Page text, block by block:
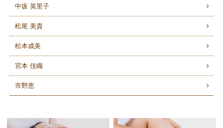
中坂 英里子
松尾 美貴
松本成美
宮本 佳織
市野恵